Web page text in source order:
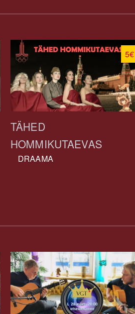
TÄHED
HOMMIKUTAEVAS
DRAAMA
5€